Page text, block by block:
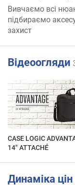
Вивчаємо всі
підбираємо
захист
Відеоогляди
CASE LOGIC
14" ATTACHÉ
Динаміка